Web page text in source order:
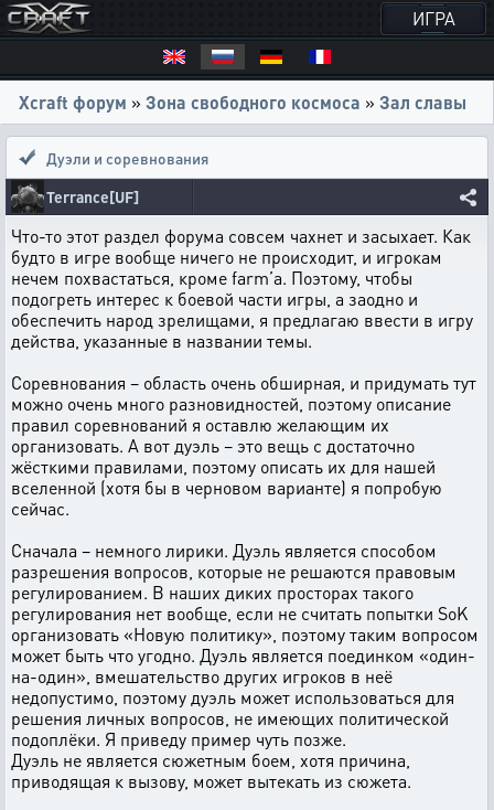
ИГРА
Xcraft форум » Зона свободного космоса » Зал славы
Дуэли и соревнования
Terrance[UF]
Что-то этот раздел форума совсем чахнет и засыхает. Как
будто в игре вообще ничего не происходит, и игрокам
нечем похвастаться, кроме farm’а. Поэтому, чтобы
подогреть интерес к боевой части игры, а заодно и
обеспечить народ зрелищами, я предлагаю ввести в игру
действа, указанные в названии темы.
Соревнования – область очень обширная, и придумать тут
можно очень много разновидностей, поэтому описание
правил соревнований я оставлю желающим их
организовать. А вот дуэль – это вещь с достаточно
жёсткими правилами, поэтому описать их для нашей
вселенной (хотя бы в черновом варианте) я попробую
сейчас.
Сначала – немного лирики. Дуэль является способом
разрешения вопросов, которые не решаются правовым
регулированием. В наших диких просторах такого
регулирования нет вообще, если не считать попытки SoK
организовать «Новую политику», поэтому таким вопросом
может быть что угодно. Дуэль является поединком «один-
на-один», вмешательство других игроков в неё
недопустимо, поэтому дуэль может использоваться для
решения личных вопросов, не имеющих политической
подоплёки. Я приведу пример чуть позже.
Дуэль не является сюжетным боем, хотя причина,
приводящая к вызову, может вытекать из сюжета.